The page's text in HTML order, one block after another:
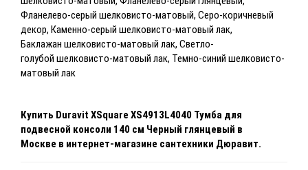
Фланелево-серый шелковисто-матовый, Серо-коричневый
декор, Каменно-серый шелковисто-матовый лак,
Баклажан шелковисто-матовый лак, Светло-
голубой шелковисто-матовый лак, Темно-синий шелковисто-
матовый лак
Купить Duravit XSquare XS4913L4040 Тумба для
подвесной консоли 140 см Черный глянцевый в
Москве в интернет-магазине сантехники Дюравит.